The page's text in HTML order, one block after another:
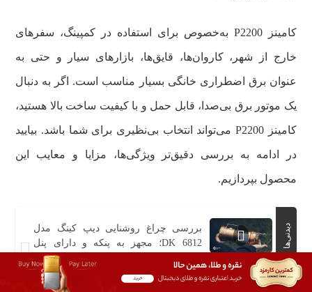
کامینز P2200 به‌خصوص برای استفاده در کمپینگ، سفرهای
خارج از شهر، کاروان‌ها، قایق‌ها، بازارهای سیار و حتی به
عنوان برق اضطراری خانگی بسیار مناسب است. اگر به دنبال
یک موتور برق بی‌صدا، قابل حمل و با کیفیت ساخت بالا هستید،
کامینز P2200 می‌تواند انتخاب بی‌نظیری برای شما باشد. بیایید
در ادامه به بررسی دقیق‌تر ویژگی‌ها، مزایا و معایب این
محصول بپردازیم.
دیدنی‌ها
بررسی چراغ روشنایی دیپ کینگ مدل
DK 6812؛ مجهز به پنکه و دارای پنل
مزایای موتور برق بنزینی کامینز P2200: